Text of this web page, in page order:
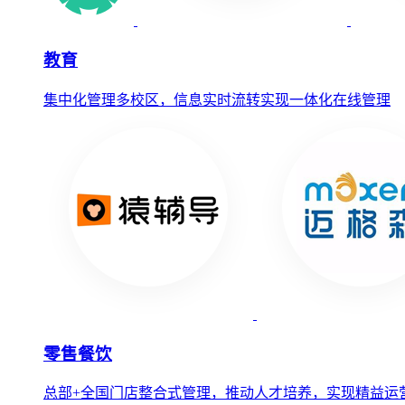
教育
集中化管理多校区，信息实时流转实现一体化在线管理
零售餐饮
总部+全国门店整合式管理，推动人才培养，实现精益运